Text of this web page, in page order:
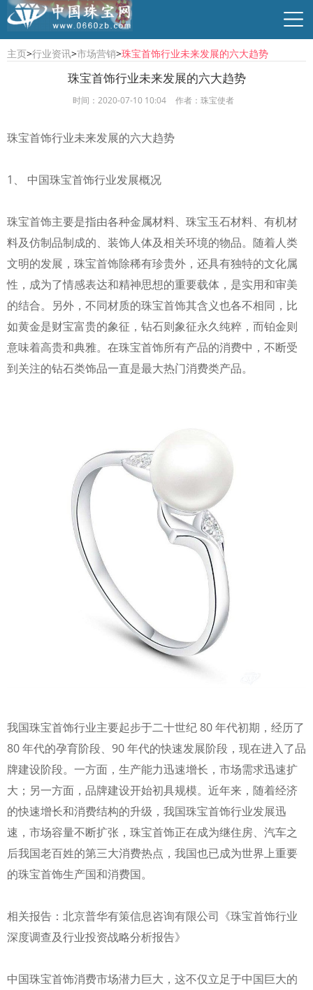
行业资讯 珠宝资讯 商贸供求 时尚品牌
主页>行业资讯>市场营销>珠宝首饰行业未来发展的六大趋势
珠宝首饰行业未来发展的六大趋势
时间：2020-07-10 10:04 作者：珠宝使者
珠宝首饰行业未来发展的六大趋势
1、 中国珠宝首饰行业发展概况
珠宝首饰主要是指由各种金属材料、珠宝玉石材料、有机材
料及仿制品制成的、装饰人体及相关环境的物品。随着人类
文明的发展，珠宝首饰除稀有珍贵外，还具有独特的文化属
性，成为了情感表达和精神思想的重要载体，是实用和审美
的结合。另外，不同材质的珠宝首饰其含义也各不相同，比
如黄金是财宝富贵的象征，钻石则象征永久纯粹，而铂金则
意味着高贵和典雅。在珠宝首饰所有产品的消费中，不断受
到关注的钻石类饰品一直是最大热门消费类产品。
我国珠宝首饰行业主要起步于二十世纪 80 年代初期，经历了
80 年代的孕育阶段、90 年代的快速发展阶段，现在进入了品
牌建设阶段。一方面，生产能力迅速增长，市场需求迅速扩
大；另一方面，品牌建设开始初具规模。近年来，随着经济
的快速增长和消费结构的升级，我国珠宝首饰行业发展迅
速，市场容量不断扩张，珠宝首饰正在成为继住房、汽车之
后我国老百姓的第三大消费热点，我国也已成为世界上重要
的珠宝首饰生产国和消费国。
相关报告：北京普华有策信息咨询有限公司《珠宝首饰行业
深度调查及行业投资战略分析报告》
中国珠宝首饰消费市场潜力巨大，这不仅立足于中国巨大的